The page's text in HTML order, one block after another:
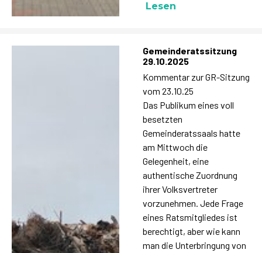
Lesen
Gemeinderatssitzung
29.10.2025
Kommentar zur GR-Sitzung
vom 23.10.25
Das Publikum eines voll
besetzten
Gemeinderatssaals hatte
am Mittwoch die
Gelegenheit, eine
authentische Zuordnung
ihrer Volksvertreter
vorzunehmen. Jede Frage
eines Ratsmitgliedes ist
berechtigt, aber wie kann
man die Unterbringung von